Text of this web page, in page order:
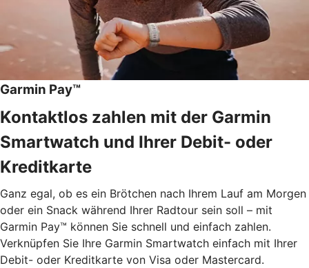
Garmin Pay™
Kontaktlos zahlen mit der Garmin
Smartwatch und Ihrer Debit- oder
Kreditkarte
Ganz egal, ob es ein Brötchen nach Ihrem Lauf am Morgen
oder ein Snack während Ihrer Radtour sein soll – mit
Garmin Pay™ können Sie schnell und einfach zahlen.
Verknüpfen Sie Ihre Garmin Smartwatch einfach mit Ihrer
Debit- oder Kreditkarte von Visa oder Mastercard.